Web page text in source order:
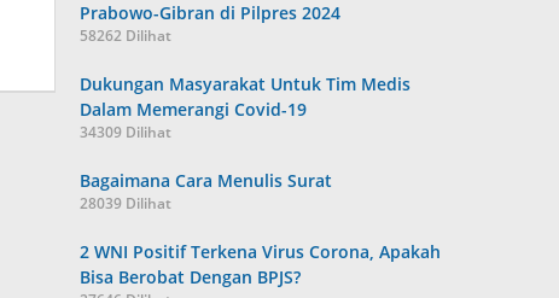
Prabowo-Gibran di Pilpres 2024
58262 Dilihat
Dukungan Masyarakat Untuk Tim Medis
Dalam Memerangi Covid-19
34309 Dilihat
Bagaimana Cara Menulis Surat
28039 Dilihat
2 WNI Positif Terkena Virus Corona, Apakah
Bisa Berobat Dengan BPJS?